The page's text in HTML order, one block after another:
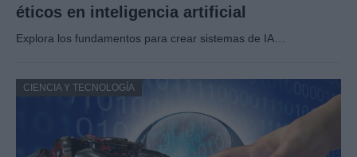
éticos en inteligencia artificial
Explora los fundamentos para crear sistemas de IA…
CIENCIA Y TECNOLOGÍA